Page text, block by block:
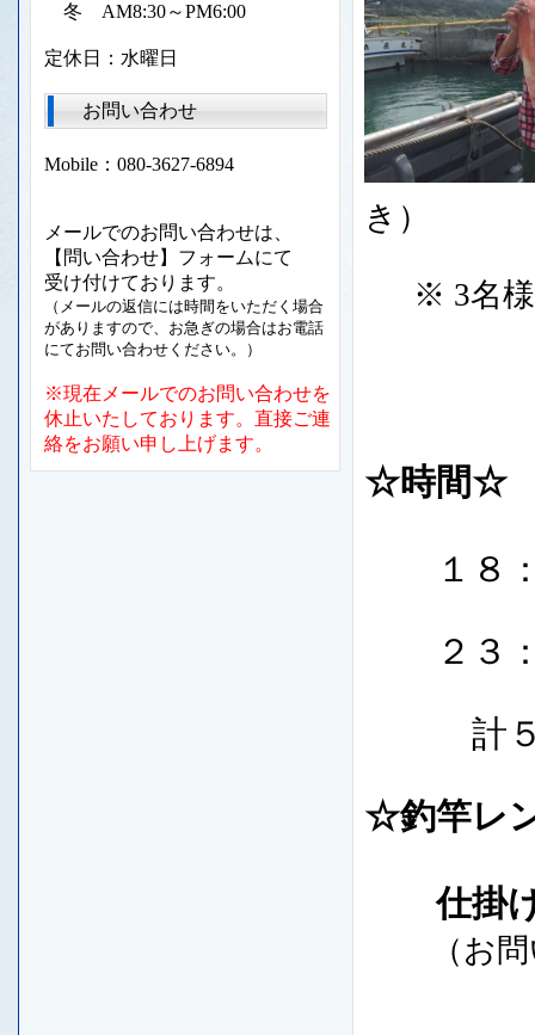
き）
※ 3名様
☆時間☆
１８：
２３
計５時
☆釣竿レ
仕掛け
（お
冬 AM8:30～PM6:00
定休日：水曜日
お問い合わせ
Mobile：080-3627-6894
メールでのお問い合わせは、
【問い合わせ】フォームにて
受け付けております。
（メールの返信には時間をいただく場合
がありますので、お急ぎの場合はお電話
にてお問い合わせください。）
※現在メールでのお問い合わせを
休止いたしております。直接ご連
絡をお願い申し上げます。